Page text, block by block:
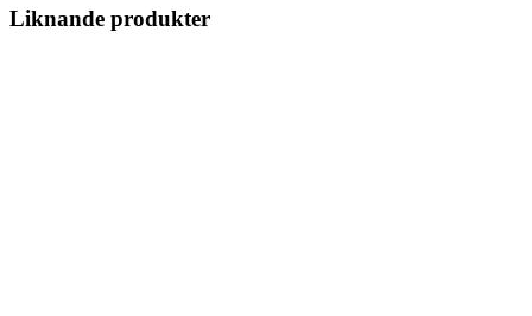
Liknande produkter